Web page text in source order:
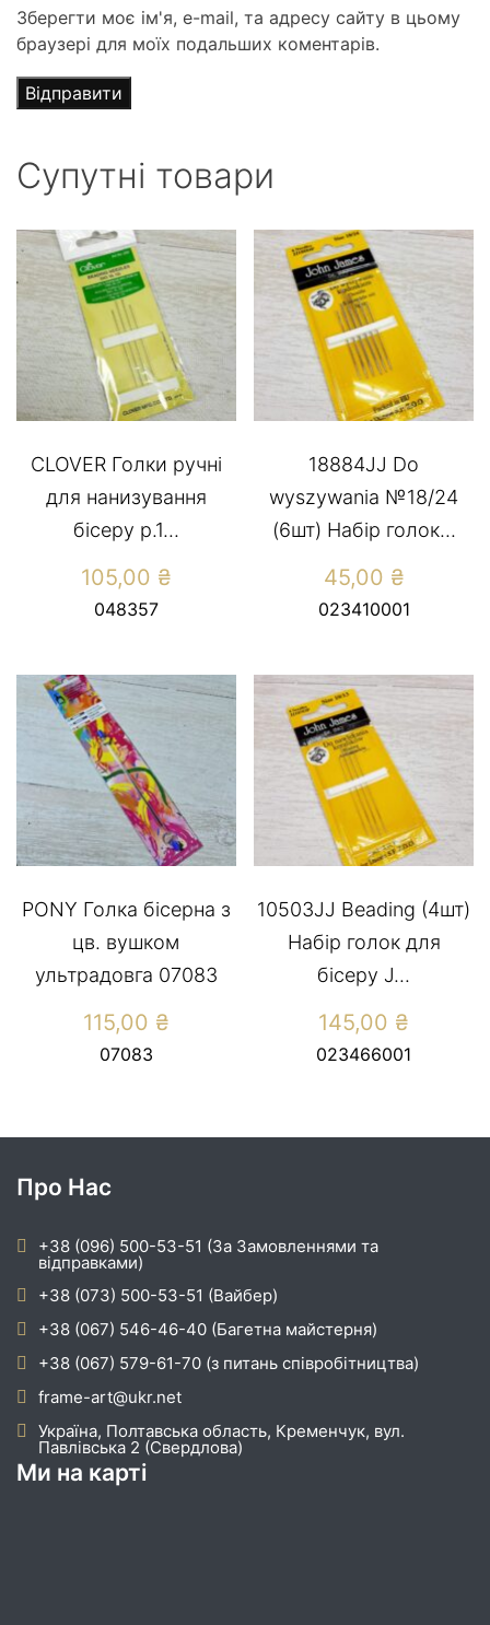
Зберегти моє ім'я, e-mail, та адресу сайту в цьому
браузері для моїх подальших коментарів.
Супутні товари
CLOVER Голки ручні
для нанизування
бісеру р.1...
105,00 ₴
048357
18884JJ Do
wyszywania №18/24
(6шт) Набір голок...
45,00 ₴
023410001
PONY Голка бісерна з
цв. вушком
ультрадовга 07083
115,00 ₴
07083
10503JJ Beading (4шт)
Набір голок для
бісеру J...
145,00 ₴
023466001
Про Нас
+38 (096) 500-53-51 (За Замовленнями та
відправками)
+38 (073) 500-53-51 (Вайбер)
+38 (067) 546-46-40 (Багетна майстерня)
+38 (067) 579-61-70 (з питань співробітництва)
frame-art@ukr.net
Україна, Полтавська область, Кременчук, вул.
Павлівська 2 (Свердлова)
Ми на карті